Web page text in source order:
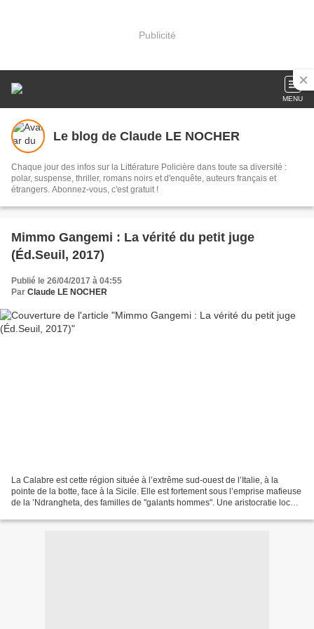
Publicité
MENU
Le blog de Claude LE NOCHER
Chaque jour des infos sur la Littérature Policière dans toute sa diversité :
polar, suspense, thriller, romans noirs et d'enquête, auteurs français et
étrangers. Abonnez-vous, c'est gratuit !
Mimmo Gangemi : La vérité du petit juge
(Éd.Seuil, 2017)
Publié le 26/04/2017 à 04:55
Par Claude LE NOCHER
La Calabre est cette région située à l’extrême sud-ouest de l’Italie, à la
pointe de la botte, face à la Sicile. Elle est fortement sous l’emprise mafieuse
de la ’Ndrangheta, des familles de "galants hommes". Une aristocratie locale